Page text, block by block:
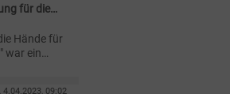
für die
Hände für
war ein
4.04.2023, 09:02